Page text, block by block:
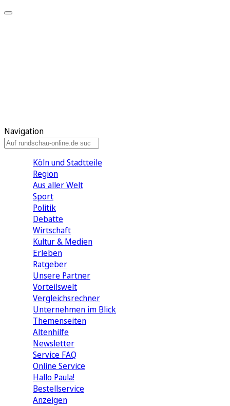
Navigation
Köln und Stadtteile
Region
Aus aller Welt
Sport
Politik
Debatte
Wirtschaft
Kultur & Medien
Erleben
Ratgeber
Unsere Partner
Vorteilswelt
Vergleichsrechner
Unternehmen im Blick
Themenseiten
Altenhilfe
Newsletter
Service FAQ
Online Service
Hallo Paula!
Bestellservice
Anzeigen